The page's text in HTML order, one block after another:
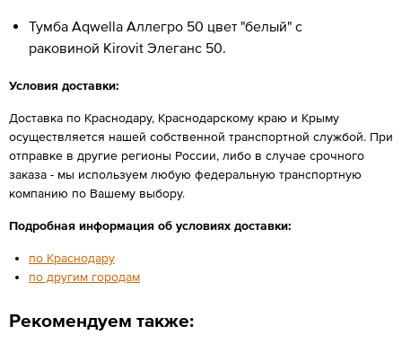
Тумба Aqwella Аллегро 50 цвет "белый" с
раковиной Kirovit Элеганс 50.
Условия доставки:
Доставка по Краснодару, Краснодарскому краю и Крыму
осуществляется нашей собственной транспортной службой. При
отправке в другие регионы России, либо в случае срочного
заказа - мы используем любую федеральную транспортную
компанию по Вашему выбору.
Подробная информация об условиях доставки:
по Краснодару
по другим городам
Рекомендуем также: